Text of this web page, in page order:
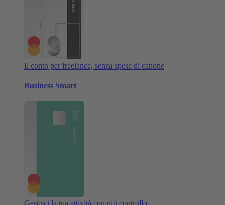
Il conto per freelance, senza spese di canone
Business Smart
Gestisci la tua attività con più controllo